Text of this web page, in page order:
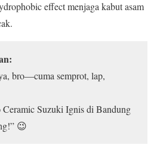
effect menjaga kabut asam
bro—cuma semprot, lap,
Suzuki Ignis di Bandung
😉